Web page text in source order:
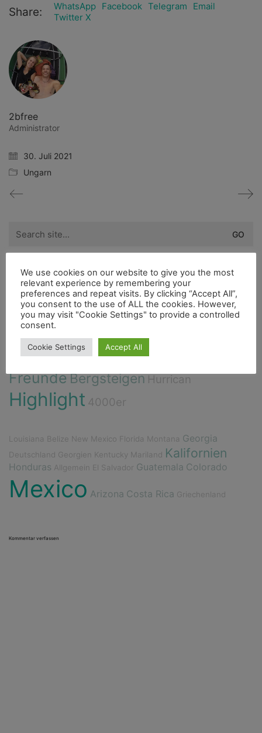
Share: WhatsApp Facebook Telegram
Email
Twitter X
2bfree
Administrator
30. Juli 2021
Ungarn
for:
Schlagwörter
FischerdorfCenote Insel Fahrrad Dieselmotor
Bouldern City
FloraEssenFaunaFluss
FreundeBergsteigen Hurrican
Highlight 4000er
Louisiana Belize New Mexico Florida Montana Georgia
Deutschland Georgien Kentucky Mariland Kalifornien
Honduras Allgemein El Salvador Guatemala Colorado
Mexico Arizona Costa Rica Griechenland
Kommentar verfassen
We use cookies on our website to give you the most
relevant experience by remembering your
preferences and repeat visits. By clicking “Accept All”,
you consent to the use of ALL the cookies. However,
you may visit "Cookie Settings" to provide a controlled
consent.
Cookie Settings Accept All